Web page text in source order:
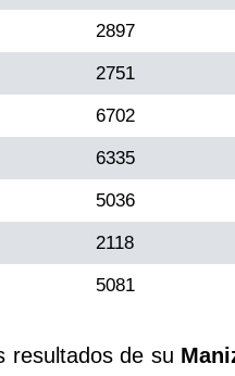
2897
2751
6702
6335
5036
2118
5081
resultados de su